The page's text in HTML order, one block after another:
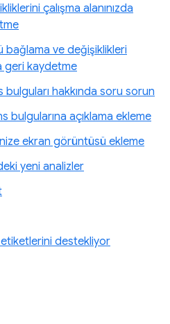
çalışma alanınızda
bağlama ve değişiklikleri
geri kaydetme
hakkında soru sorun
bulgularına açıklama ekleme
ekran görüntüsü ekleme
yeni analizler
etiketlerini destekliyor